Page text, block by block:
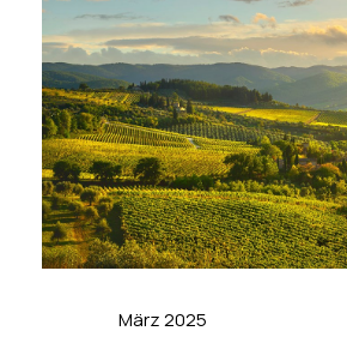
März 2025